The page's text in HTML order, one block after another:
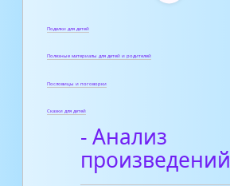
Поделки для детей
Полезные материалы для детей и родителей
Пословицы и поговорки
Сказки для детей
- Анализ
произведений